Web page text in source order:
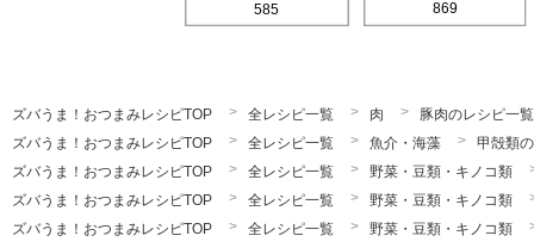
585 869
ズバうま！おつまみレシピTOP 全レシピ一覧 肉
豚肉のレシピ一覧
ズバうま！おつまみレシピTOP
全レシピ一覧 魚介・海藻
甲殻類
ズバうま！おつまみレシピTOP
全レシピ一覧
野菜・豆類・キノコ類
ズバうま！おつまみレシピTOP
全レシピ一覧
野菜・豆類・キノコ類
ズバうま！おつまみレシピTOP
全レシピ一覧
野菜・豆類・キノコ類